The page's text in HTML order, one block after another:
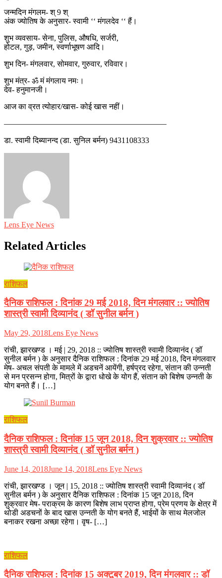
जन्मदिन मंगलम- श् 9 श्
अंक ज्योतिष के अनुसार- स्वामी ‘‘ मंगलदेव ‘‘ हैं।
शुभ व्यवसाय- सेना, पुलिस, औषधि, सर्जरी,
होटल, गुड़, जमीन, स्वर्णाभूषण आदि।
शुभ दिन- मंगलवार, सोमवार, गुरुवार, रविवार।
शुभ मंत्र- ॐ मं मंगलाय नमः।
देव- हनुमानजी।
आज का व्रत त्योहार/खास- कोई खास नहीं।
————————————————————–
डा. स्वामी दिब्यानन्द (डा. सुनिल बर्मन) 9431108333
Lens Eye News
Related Articles
राशिफल
दैनिक राशिफल : दिनांक 29 मई 2018, दिन मंगलवार :: ज्योतिष
शास्त्री स्वामी दिव्यानंद ( डॉ सुनील बर्मन )
May 29, 2018Lens Eye News
रांची, झारखण्ड । मई | 29, 2018 :: ज्योतिष शास्त्री स्वामी दिव्यानंद ( डॉ
सुनील बर्मन ) के अनुसार दैनिक राशिफल : दिनांक 29 मई 2018, दिन मंगलवार
मेष- अचल संपती के मामले में अडचनें आयेंगी, हर्षप्रद रहेगा, संतान की उन्नती
से मन प्रसन्न होगा, मित्रों के द्वारा धोखे के योग हैं, संतान को बिशेष उन्नती के
योग बनते हैं। […]
राशिफल
दैनिक राशिफल : दिनांक 15 जून 2018, दिन शुक्रवार :: ज्योतिष
शास्त्री स्वामी दिव्यानंद ( डॉ सुनील बर्मन )
June 14, 2018June 14, 2018Lens Eye News
रांची, झारखण्ड । जून | 15, 2018 :: ज्योतिष शास्त्री स्वामी दिव्यानंद ( डॉ
सुनील बर्मन ) के अनुसार दैनिक राशिफल : दिनांक 15 जून 2018, दिन
शुक्रवार मेष- पराक्रम के कारण बिशेष लाभ प्राप्त होगा, प्रेम प्रणय के क्षेत्र में
थोडी अडचनों के बाद खास उन्नती के योग बनते हैं, भाईयों के साथ मेलजोल
बनाकर रखना अच्छा रहेगा। वृष- […]
राशिफल
दैनिक राशिफल : दिनांक 15 अक्टूबर 2019, दिन मंगलवार :: डॉ